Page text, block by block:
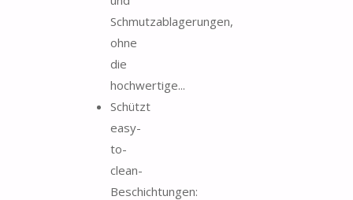
Schmutzablagerungen,
ohne
die
hochwertige...
Schützt
easy-
to-
clean-
Beschichtungen: